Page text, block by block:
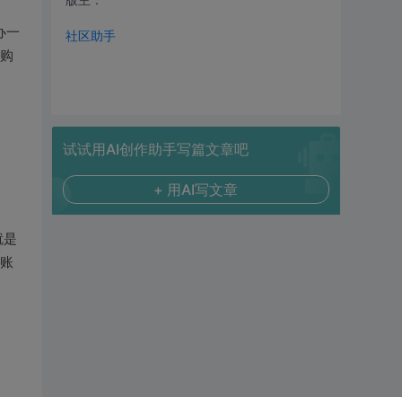
一
是
社区助手
试试用AI创作助手写篇文章吧
+ 用AI写文章